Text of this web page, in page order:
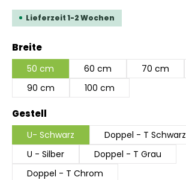
Lieferzeit 1-2 Wochen
Breiteauswählen
50 cm 60 cm 70 cm
90 cm
100 cm
Gestell
U- Schwarz
Doppel - T Schwarz
U - Silber
Doppel - T Grau
Doppel - T Chrom